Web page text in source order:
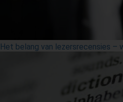
Het belang van lezersrecensies –